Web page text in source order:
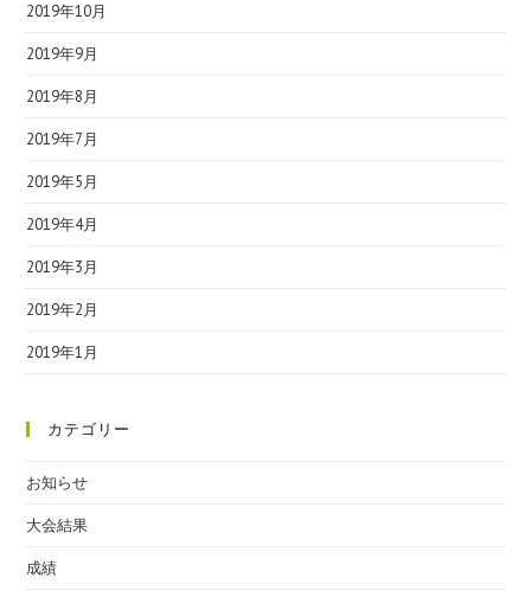
2019年10月
2019年9月
2019年8月
2019年7月
2019年5月
2019年4月
2019年3月
2019年2月
2019年1月
カテゴリー
お知らせ
大会結果
成績